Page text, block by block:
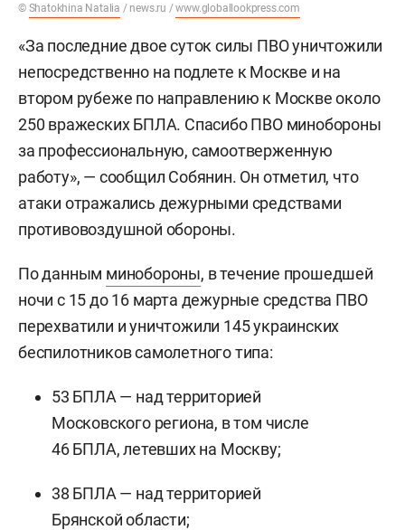
© Shatokhina Natalia / news.ru /www.globallookpress.com
«За последние двое суток силы ПВО уничтожили
непосредственно на подлете к Москве и на
втором рубеже по направлению к Москве около
250 вражеских БПЛА. Спасибо ПВО минобороны
за профессиональную, самоотверженную
работу», — сообщил Собянин. Он отметил, что
атаки отражались дежурными средствами
противовоздушной обороны.
По данным минобороны, в течение прошедшей
ночи с 15 до 16 марта дежурные средства ПВО
перехватили и уничтожили 145 украинских
беспилотников самолетного типа:
53 БПЛА — над территорией
Московского региона, в том числе
46 БПЛА, летевших на Москву;
38 БПЛА — над территорией
Брянской области;